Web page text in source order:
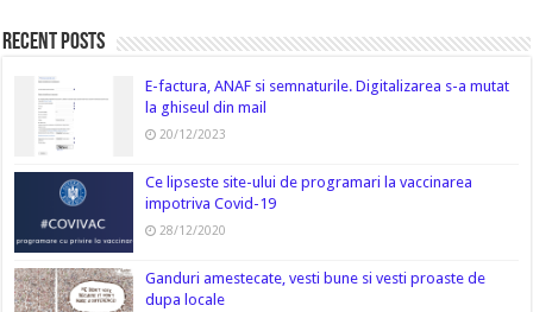
Recent Posts
E-factura, ANAF si semnaturile. Digitalizarea s-a mutat
la ghiseul din mail
20/12/2023
Ce lipseste site-ului de programari la vaccinarea
impotriva Covid-19
28/12/2020
Ganduri amestecate, vesti bune si vesti proaste de
dupa locale